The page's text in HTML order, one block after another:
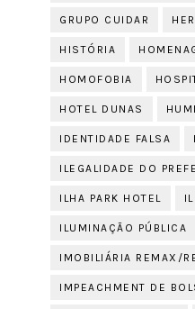
GRUPO CUIDAR
HISTÓRIA
HOMOFOBIA
HOTEL DUNAS
IDENTIDADE FALSA
ILEGALIDADE DO
ILHA PARK HOTEL
ILUMINAÇÃO PÚBLICA
IMOBILIÁRIA REMAX/
IMPEACHMENT DE